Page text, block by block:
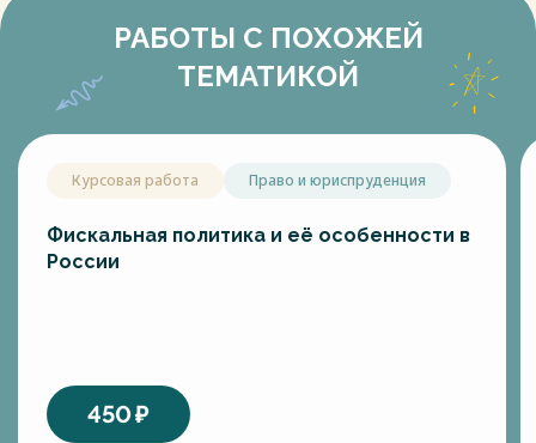
РАБОТЫ С ПОХОЖЕЙ
ТЕМАТИКОЙ
Курсовая работа Право и юриспруденция
Фискальная политика и её особенности в
России
450₽